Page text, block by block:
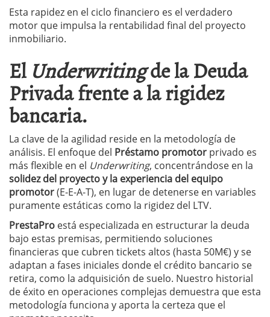
Esta rapidez en el ciclo financiero es el verdadero
motor que impulsa la rentabilidad final del proyecto
inmobiliario.
El Underwritingde la Deuda
Privada frente a la rigidez
bancaria.
La clave de la agilidad reside en la metodología de
análisis. El enfoque del Préstamo promotor privado es
más flexible en el Underwriting, concentrándose en la
solidez del proyecto y la experiencia del equipo
promotor(E-E-A-T), en lugar de detenerse en variables
puramente estáticas como la rigidez del LTV.
PrestaPro está especializada en estructurar la deuda
bajo estas premisas, permitiendo soluciones
financieras que cubren tickets altos (hasta 50M€) y se
adaptan a fases iniciales donde el crédito bancario se
retira, como la adquisición de suelo. Nuestro historial
de éxito en operaciones complejas demuestra que esta
metodología funciona y aporta la certeza que el